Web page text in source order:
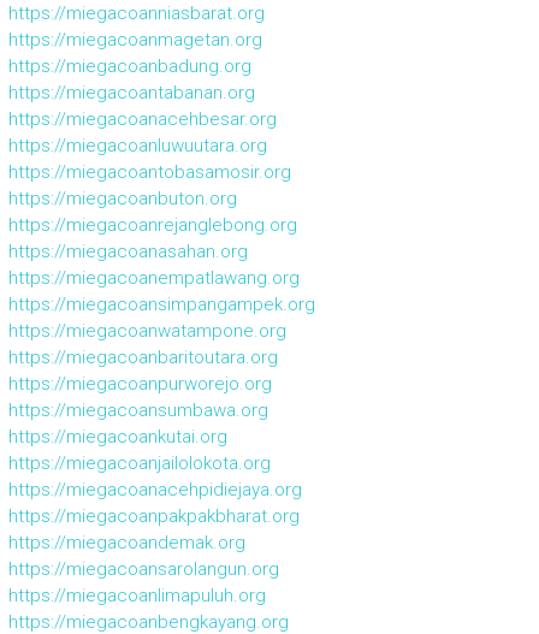
https://miegacoanniasbarat.org
https://miegacoanmagetan.org
https://miegacoanbadung.org
https://miegacoantabanan.org
https://miegacoanacehbesar.org
https://miegacoanluwuutara.org
https://miegacoantobasamosir.org
https://miegacoanbuton.org
https://miegacoanrejanglebong.org
https://miegacoanasahan.org
https://miegacoanempatlawang.org
https://miegacoansimpangampek.org
https://miegacoanwatampone.org
https://miegacoanbaritoutara.org
https://miegacoanpurworejo.org
https://miegacoansumbawa.org
https://miegacoankutai.org
https://miegacoanjailolokota.org
https://miegacoanacehpidiejaya.org
https://miegacoanpakpakbharat.org
https://miegacoandemak.org
https://miegacoansarolangun.org
https://miegacoanlimapuluh.org
https://miegacoanbengkayang.org